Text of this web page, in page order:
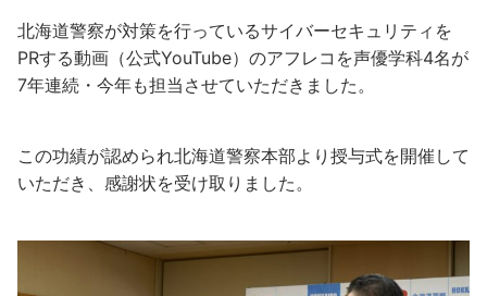
北海道警察が対策を行っているサイバーセキュリティを
PRする動画（公式YouTube）のアフレコを声優学科4名が
7年連続・今年も担当させていただきました。
この功績が認められ北海道警察本部より授与式を開催して
いただき、感謝状を受け取りました。